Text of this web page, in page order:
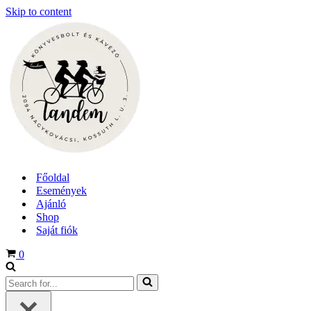
Skip to content
Főoldal
Események
Ajánló
Shop
Saját fiók
Cart
0
Search
for...